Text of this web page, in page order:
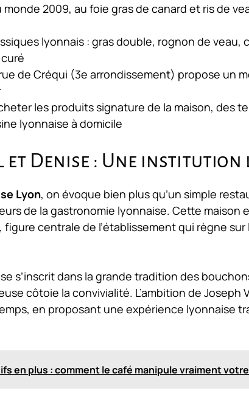
2009, au foie gras de canard et ris de
lyonnais : gras double, rognon de veau,
de Créqui (3e arrondissement) propose un
les produits signature de la maison, des
lyonnaise à domicile
et Denise : Une
Lyon, on évoque bien plus qu’un simple
de la gastronomie lyonnaise. Cette maison
, figure centrale de l’établissement qui règne sur
s’inscrit dans la grande tradition des
côtoie la convivialité. L’ambition de Joseph
en proposant une expérience lyonnaise
en plus : comment le café manipule vraiment